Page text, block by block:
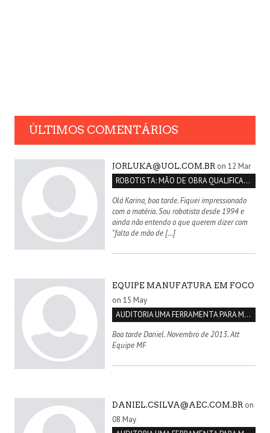
ÚLTIMOS COMENTÁRIOS
JORLUKA@UOL.COM.BR on 12 Mar
ROBOTISTA: MÃO DE OBRA QUALIFICADA INEXISTENTE NO BRASIL
Olá Karina, boa tarde. Fiquei impressionado
com a matéria. Sou robotista desde 1994 e
ainda não entendo o que querem dizer com
"falta de mão de […]
EQUIPE MANUFATURA EM FOCO
on 15 May
AUDITORIA UMA FERRAMENTA PARA MELHORIA CONTÍNUA
Boa tarde Daniel. Novembro de 2013. Att
Equipe MF
DANIEL.CSILVA@AEC.COM.BR on
08 May